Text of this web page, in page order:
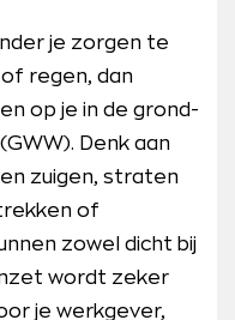
je zorgen te
regen, dan
op je in de grond-
Denk aan
zuigen, straten
of
zowel dicht bij
wordt zeker
je werkgever,